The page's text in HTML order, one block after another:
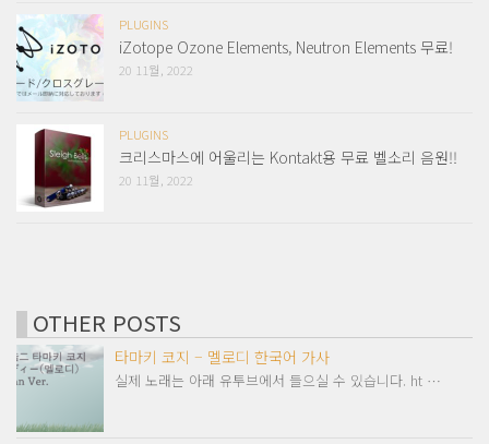
PLUGINS
iZotope Ozone Elements, Neutron Elements 무료!
20 11월, 2022
PLUGINS
크리스마스에 어울리는 Kontakt용 무료 벨소리 음원!!
20 11월, 2022
OTHER POSTS
타마키 코지 – 멜로디 한국어 가사
실제 노래는 아래 유투브에서 들으실 수 있습니다. ht …